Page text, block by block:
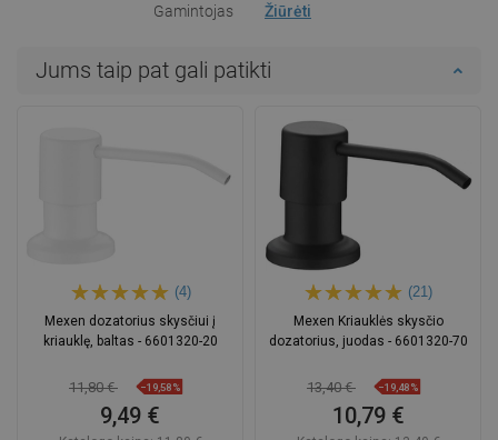
Gamintojas Žiūrėti
Jums taip pat gali patikti
(4)
Mexen dozatorius skysčiui į
kriauklę, baltas - 6601320-20
11,80 € −19,58%
9,49 €
(21)
Mexen Kriauklės skysčio
dozatorius, juodas - 6601320-70
13,40 € −19,48%
10,79 €